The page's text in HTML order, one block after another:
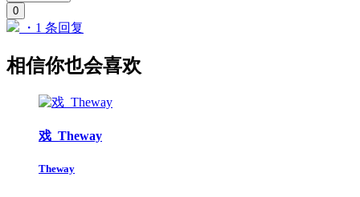
0
・1 条回复
相信你也会喜欢
戏_Theway
Theway